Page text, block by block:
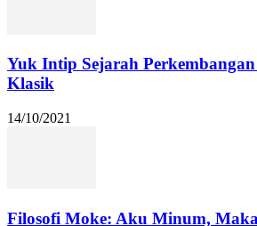
Yuk Intip Sejarah
Klasik
14/10/2021
Filosofi Moke: Aku Minum,